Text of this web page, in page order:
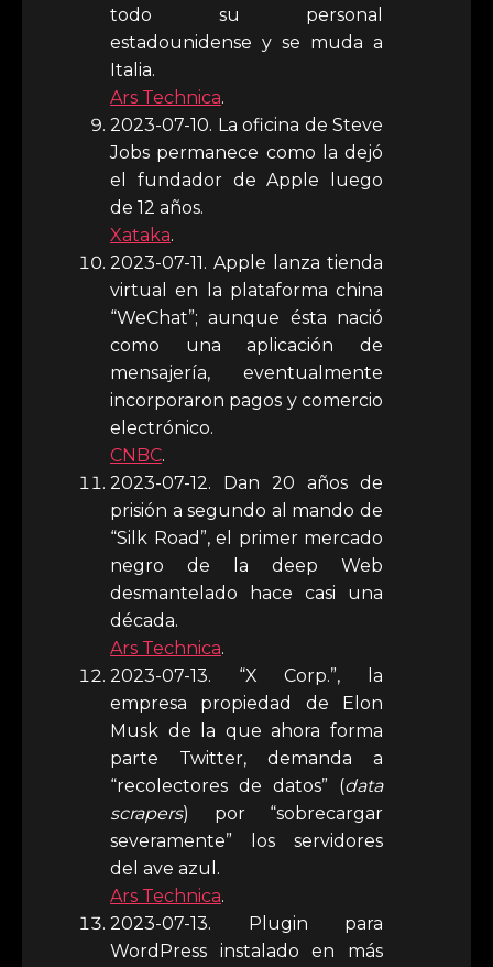
todo su personal
estadounidense y se muda a
Italia.
Ars Technica.
2023-07-10. La oficina de Steve
Jobs permanece como la dejó
el fundador de Apple luego
de 12 años.
Xataka.
2023-07-11. Apple lanza tienda
virtual en la plataforma china
“WeChat”; aunque ésta nació
como una aplicación de
mensajería, eventualmente
incorporaron pagos y comercio
electrónico.
CNBC.
2023-07-12. Dan 20 años de
prisión a segundo al mando de
“Silk Road”, el primer mercado
negro de la deep Web
desmantelado hace casi una
década.
Ars Technica.
2023-07-13. “X Corp.”, la
empresa propiedad de Elon
Musk de la que ahora forma
parte Twitter, demanda a
“recolectores de datos” (data
scrapers) por “sobrecargar
severamente” los servidores
del ave azul.
Ars Technica.
2023-07-13. Plugin para
WordPress instalado en más